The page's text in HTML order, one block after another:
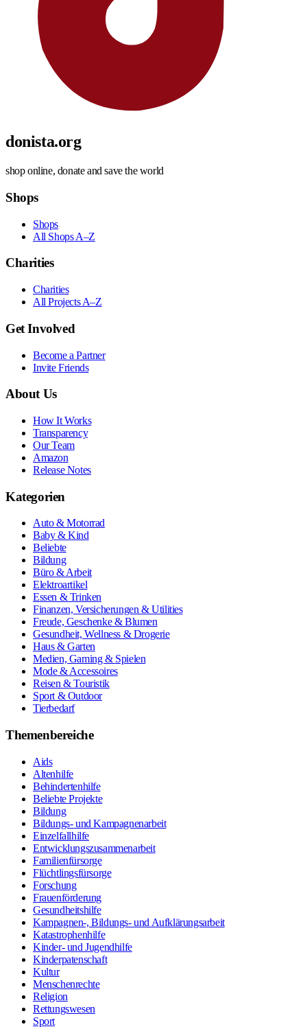
donista.org
shop online, donate and save the world
Shops
Shops
All Shops A–Z
Charities
Charities
All Projects A–Z
Get Involved
Become a Partner
Invite Friends
About Us
How It Works
Transparency
Our Team
Amazon
Release Notes
Kategorien
Auto & Motorrad
Baby & Kind
Beliebte
Bildung
Büro & Arbeit
Elektroartikel
Essen & Trinken
Finanzen, Versicherungen & Utilities
Freude, Geschenke & Blumen
Gesundheit, Wellness & Drogerie
Haus & Garten
Medien, Gaming & Spielen
Mode & Accessoires
Reisen & Touristik
Sport & Outdoor
Tierbedarf
Themenbereiche
Aids
Altenhilfe
Behindertenhilfe
Beliebte Projekte
Bildung
Bildungs- und Kampagnenarbeit
Einzelfallhilfe
Entwicklungszusammenarbeit
Familienfürsorge
Flüchtlingsfürsorge
Forschung
Frauenförderung
Gesundheitshilfe
Kampagnen-, Bildungs- und Aufklärungsarbeit
Katastrophenhilfe
Kinder- und Jugendhilfe
Kinderpatenschaft
Kultur
Menschenrechte
Religion
Rettungswesen
Sport